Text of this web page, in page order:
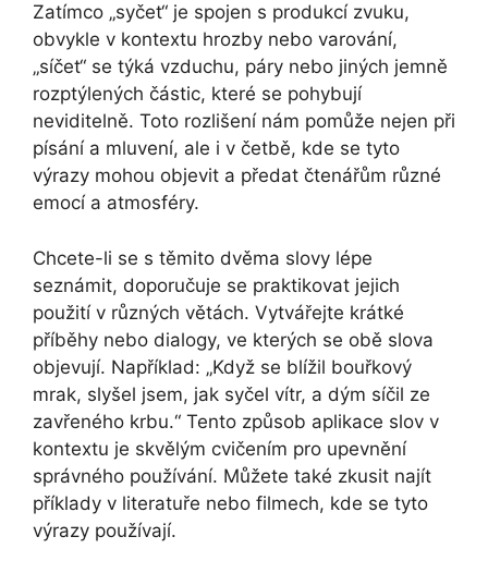
Zatímco „syčet“ je spojen s produkcí zvuku,
obvykle v kontextu hrozby nebo varování,
„síčet“ se týká vzduchu, páry nebo jiných jemně
rozptýlených částic, které se pohybují
neviditelně. Toto rozlišení nám pomůže nejen při
písání a mluvení, ale i v četbě, kde se tyto
výrazy mohou objevit a předat čtenářům různé
emocí a atmosféry.
Chcete-li se s těmito dvěma slovy lépe
seznámit, doporučuje se praktikovat jejich
použití v různých větách. Vytvářejte krátké
příběhy nebo dialogy, ve kterých se obě slova
objevují. Například: „Když se blížil bouřkový
mrak, slyšel jsem, jak syčel vítr, a dým síčil ze
zavřeného krbu.“ Tento způsob aplikace slov v
kontextu je skvělým cvičením pro upevnění
správného používání. Můžete také zkusit najít
příklady v literatuře nebo filmech, kde se tyto
výrazy používají.